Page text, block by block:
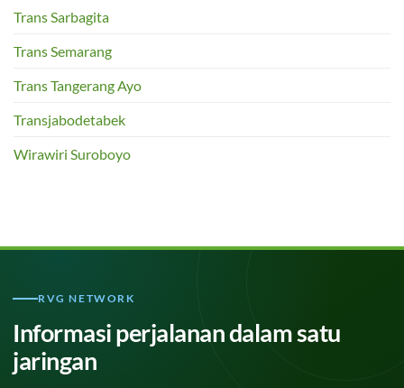
Trans Sarbagita
Trans Semarang
Trans Tangerang Ayo
Transjabodetabek
Wirawiri Suroboyo
RVG NETWORK
Informasi perjalanan dalam satu
jaringan